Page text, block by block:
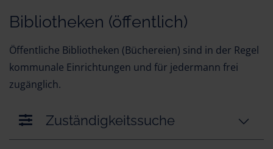
Bibliotheken (öffentlich)
Öffentliche Bibliotheken (Büchereien) sind in der Regel
kommunale Einrichtungen und für jedermann frei
zugänglich.
Zuständigkeitssuche